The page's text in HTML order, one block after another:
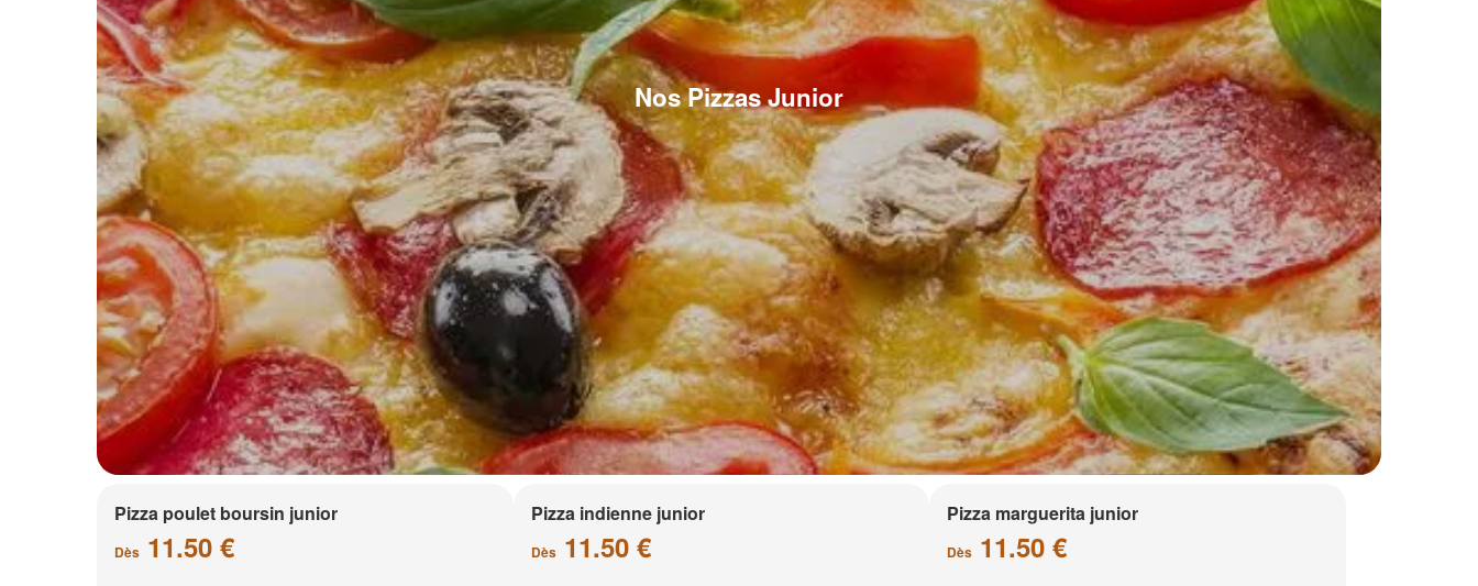
Nos Pizzas Junior
Pizza poulet boursin junior
Dès 11.50 €
Pizza indienne junior
Dès11.50 €
Pizza marguerita junior
Dès 11.50 €